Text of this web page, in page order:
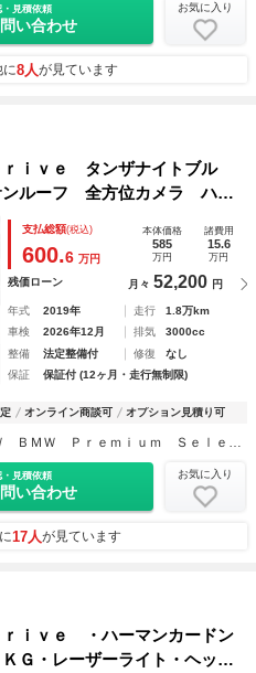
・見積依頼
い合わせ
お気に入り
に8人が見ています
ｉｖｅ タンザナイトブル
ルーフ 全方位カメラ ハー
Ｗ ワイヤレスチャージ ヘ
ーライト 純正フルセグＴ
支払総額(税込)
600.6 万円
本体価格
585
万円
諸費用
15.6
万円
残価ローン 月々 52,200 円
年式 2019年 走行
1.8万km
車検
2026年12月 排気
3000cc
整備
法定整備付 修復
なし
保証
保証付 (12ヶ月・走行無制限)
オンライン商談可 オプション見積り可
Ｏｓａｋａ ＢＭＷ ＢＭＷ Ｐｒｅｍｉｕｍ Ｓｅｌｅｃｔｉｏｎ 吹田
・見積依頼
い合わせ
お気に入り
17人が見ています
ｉｖｅ ・ハーマンカードン
Ｇ・レーザーライト・ヘッド